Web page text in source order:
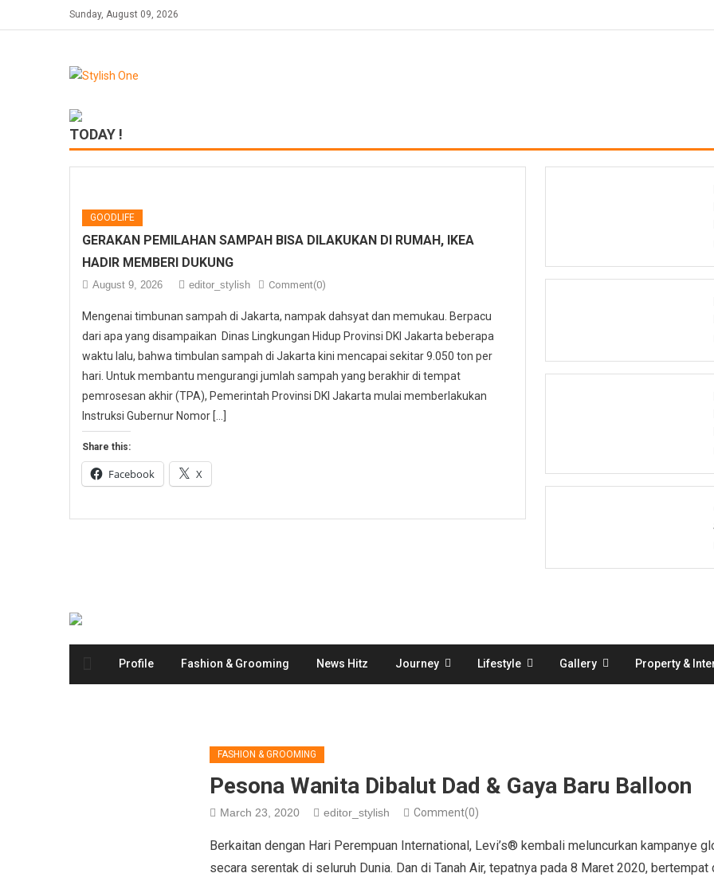
to
Sunday, August 09, 2026
TODAY !
GOODLIFE
GERAKAN PEMILAHAN SAMPAH BISA DILAKUKAN DI RUMAH, IKEA
HADIR MEMBERI DUKUNG
August 9, 2026 editor_stylish Comment(0)
Mengenai timbunan sampah di Jakarta, nampak dahsyat dan memukau. Berpacu
dari apa yang disampaikan Dinas Lingkungan Hidup Provinsi DKI Jakarta beberapa
waktu lalu, bahwa timbulan sampah di Jakarta kini mencapai sekitar 9.050 ton per
hari. Untuk membantu mengurangi jumlah sampah yang berakhir di tempat
pemrosesan akhir (TPA), Pemerintah Provinsi DKI Jakarta mulai memberlakukan
Instruksi Gubernur Nomor […]
Share this:
Facebook X
Profile Fashion & Grooming News Hitz Journey Lifestyle Gallery Property &
FASHION & GROOMING
Pesona Wanita Dibalut Dad & Gaya Baru Balloon
March 23, 2020 editor_stylish Comment(0)
Berkaitan dengan Hari Perempuan International, Levi’s® kembali meluncurkan kampanye
secara serentak di seluruh Dunia. Dan di Tanah Air, tepatnya pada 8 Maret 2020, bertempat